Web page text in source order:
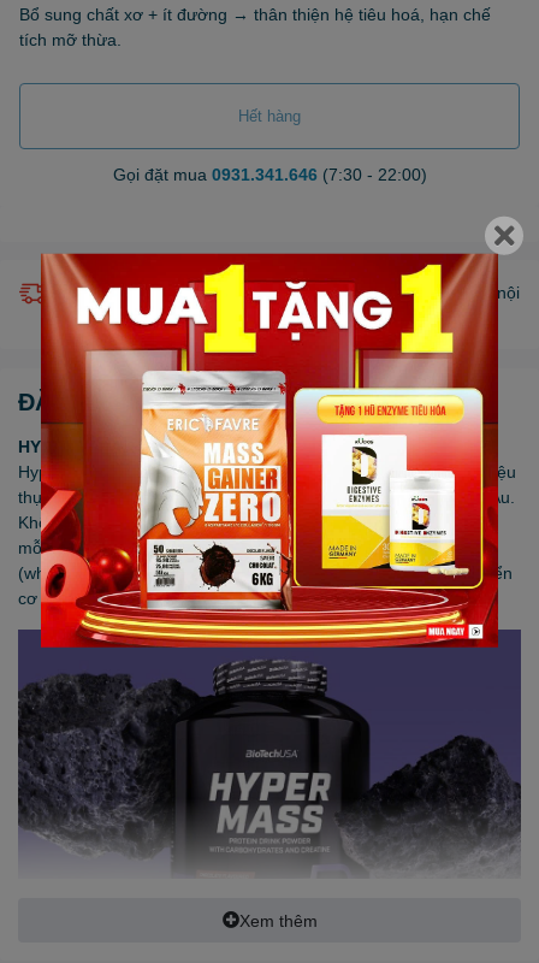
Bổ sung chất xơ + ít đường → thân thiện hệ tiêu hoá, hạn chế
tích mỡ thừa.
Hết hàng
Gọi đặt mua 0931.341.646(7:30 - 22:00)
Giao hàng miễn phí nội thành HCM (chỉ áp dụng khu vực nội
thành bán kính 10km) *Chỉ áp dụng một số sản phẩm.
ĐẶC ĐIỂM NỔI BẬT
HYPER MASS BioTechUSA
Hyper Mass là dòng sữa mass đến từ BioTechUSA - Thương hiệu
thực phẩm bổ sung và dinh dưỡng thể hình nổi tiếng từ Châu Âu.
Không chỉ giúp tăng nhanh chóng cải thiện vóc dáng mà trong
mỗi serving của Hyper Mass còn chứa 20g protein từ 3 nguồn
(whey concentrate, whey isolate, casein protein) hỗ trợ phát triển
cơ hiệu quả.
Bổ sung đủ calo là điều vô cùng cần thiết cho quá trình tăng cân.
Xem thêm